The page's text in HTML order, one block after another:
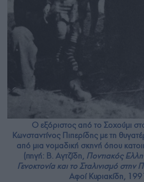
Ο εξόριστος από το Σοχούμι
Κωνσταντίνος Πιπερίδης με τη
από μια νομαδική σκηνή όπου
(πηγή: Β. Αγτζίδη, Ποντιακός
Γενοκτονία και το Σταλινισμό στην
Αφοί Κυριακίδη,